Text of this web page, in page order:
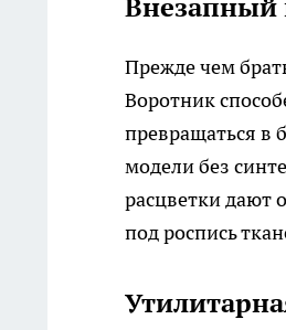
Внезапный
Прежде чем
Воротник
превращаться в
модели без
расцветки дают
под роспись